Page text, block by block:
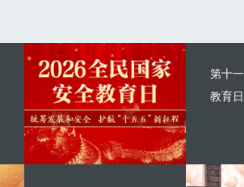
第十
教育日